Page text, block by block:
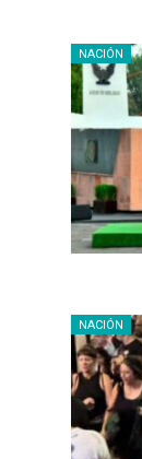
NACIÓN
NACIÓN